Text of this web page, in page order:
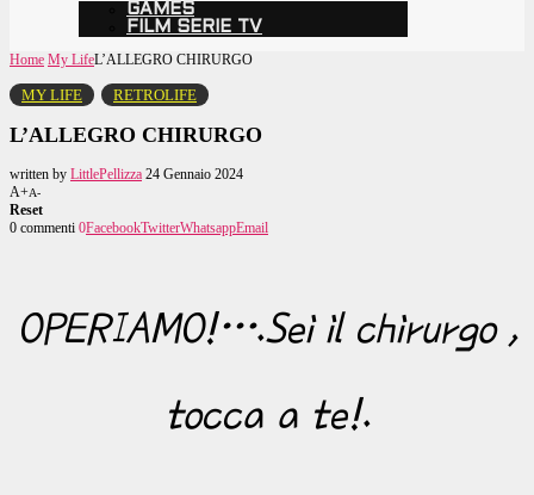
GAMES
FILM SERIE TV
Home My LifeL’ALLEGRO CHIRURGO
MY LIFE RETROLIFE
L’ALLEGRO CHIRURGO
written by LittlePellizza 24 Gennaio 2024
A+A-
Reset
0 commenti 0FacebookTwitterWhatsappEmail
OPERIAMO!….Sei il chirurgo ,
tocca a te!.